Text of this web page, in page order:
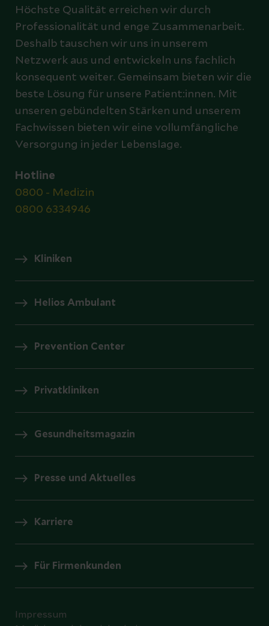
Höchste Qualität erreichen wir durch
Professionalität und enge Zusammenarbeit.
Deshalb tauschen wir uns in unserem
Netzwerk aus und entwickeln uns fachlich
konsequent weiter. Gemeinsam bieten wir die
beste Lösung für unsere Patient:innen. Mit
unseren gebündelten Stärken und unserem
Fachwissen bieten wir eine vollumfängliche
Versorgung in jeder Lebenslage.
Hotline
0800 - Medizin
0800 6334946
Kliniken
Helios Ambulant
Prevention Center
Privatkliniken
Gesundheitsmagazin
Presse und Aktuelles
Karriere
Für Firmenkunden
Impressum